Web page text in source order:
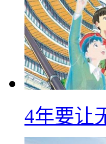
4年要让